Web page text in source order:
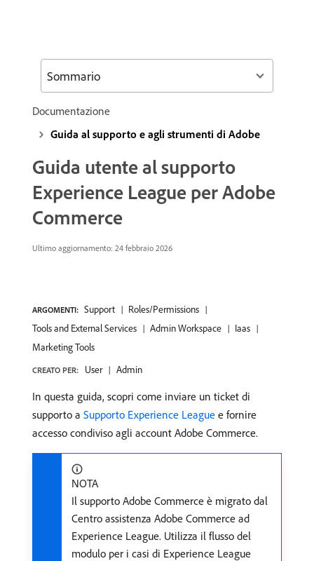
Documentazione
Guida al supporto e agli strumenti di Adobe
Guida utente al supporto
Experience League per Adobe
Commerce
Ultimo aggiornamento: 24 febbraio 2026
ARGOMENTI: Support
Roles/Permissions
Tools and External Services
Admin Workspace
Iaas
Marketing Tools
CREATO PER: User Admin
In questa guida, scopri come inviare un ticket di
supporto a Supporto Experience League e fornire
accesso condiviso agli account Adobe Commerce.
NOTA
Il supporto Adobe Commerce è migrato dal
Centro assistenza Adobe Commerce ad
Experience League. Utilizza il flusso del
modulo per i casi di Experience League
Sommario